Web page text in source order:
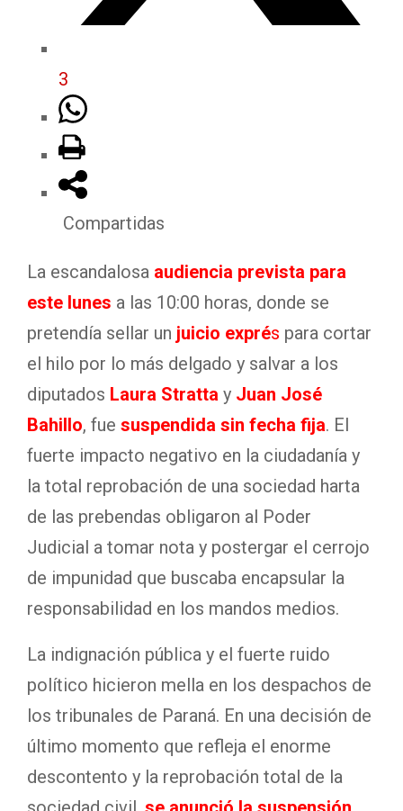
3
Compartidas
La escandalosa audiencia prevista para
este lunes a las 10:00 horas, donde se
pretendía sellar un juicio exprés para cortar
el hilo por lo más delgado y salvar a los
diputados Laura Stratta y Juan José
Bahillo, fue suspendida sin fecha fija. El
fuerte impacto negativo en la ciudadanía y
la total reprobación de una sociedad harta
de las prebendas obligaron al Poder
Judicial a tomar nota y postergar el cerrojo
de impunidad que buscaba encapsular la
responsabilidad en los mandos medios.
La indignación pública y el fuerte ruido
político hicieron mella en los despachos de
los tribunales de Paraná. En una decisión de
último momento que refleja el enorme
descontento y la reprobación total de la